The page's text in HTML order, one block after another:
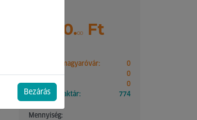
2 480.00 Ft
Mosonmagyaróvár:
0
Győr:
0
Paks:
0
Külső raktár:
774
Mennyiség:
Bezárás